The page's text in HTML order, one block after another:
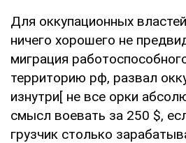
Для оккупационных
ничего хорошего не
миграция
территорию рф, развал
изнутри[ не все орки
смысл воевать за 250 $,
грузчик столько